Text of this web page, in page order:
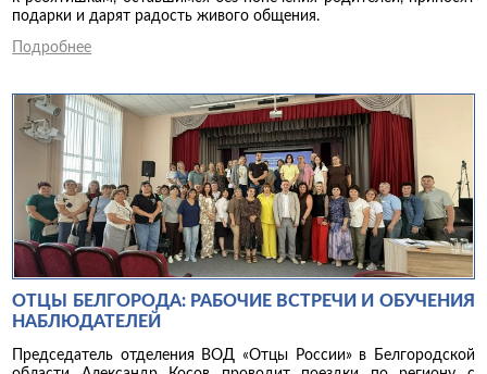
подарки и дарят радость живого общения.
Подробнее
ОТЦЫ БЕЛГОРОДА: РАБОЧИЕ ВСТРЕЧИ И ОБУЧЕНИЯ
НАБЛЮДАТЕЛЕЙ
Председатель отделения ВОД «Отцы России» в Белгородской